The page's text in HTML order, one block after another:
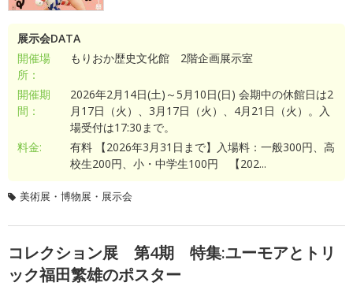
展示会DATA
開催場
所：
もりおか歴史文化館 2階企画展示室
開催期
間：
2026年2月14日(土)～5月10日(日) 会期中の休館日は2
月17日（火）、3月17日（火）、4月21日（火）。入
場受付は17:30まで。
料金:
有料 【2026年3月31日まで】入場料：一般300円、高
校生200円、小・中学生100円 【202...
美術展・博物展・展示会
コレクション展 第4期 特集:ユーモアとトリ
ック福田繁雄のポスター